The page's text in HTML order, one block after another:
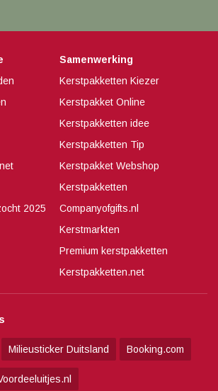
2025
Samenwerking
Kerstpakketten Kiezer
Kerstpakket Online
Kerstpakketten idee
Kerstpakketten Tip
Kerstpakket Webshop
Kerstpakketten
Companyofgifts.nl
Kerstmarkten
Premium kerstpakketten
Kerstpakketten.net
Milieusticker Duitsland Booking.com